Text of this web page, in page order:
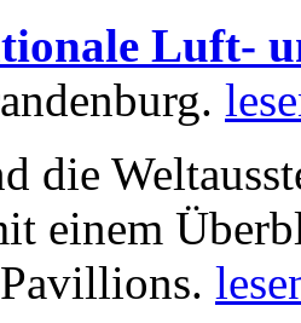
Luft-
die
einem